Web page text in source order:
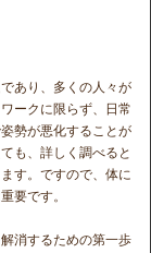
あり、多くの人々が
ークに限らず、日常
勢が悪化することが
も、詳しく調べると
す。ですので、体に
要です。
消するための第一歩